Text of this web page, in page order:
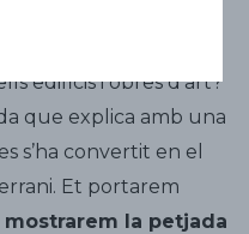
edificis i obres d’art?
que explica amb una
s’ha convertit en el
Et portarem
la petjada